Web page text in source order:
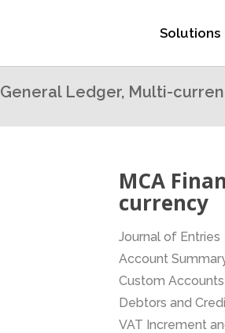
Solutions
Ledger, Multi-
MCA
currency
Journal of Entries
Account
Custom
Debtors and
VAT Increment